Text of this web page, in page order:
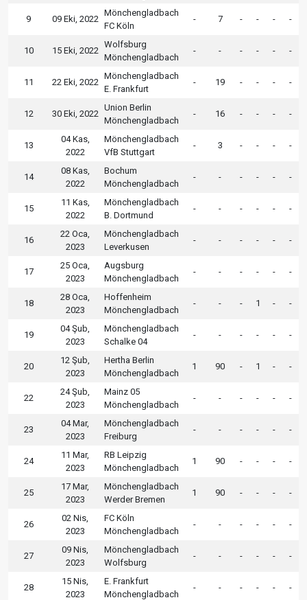
9 09 Eki, 2022
Mönchengladbach
FC Köln
- 7 - - - -
10 15 Eki, 2022
Wolfsburg
Mönchengladbach
- - - - - -
11 22 Eki, 2022
Mönchengladbach
E. Frankfurt
- 19 - - - -
12 30 Eki, 2022
Union Berlin
Mönchengladbach
- 16 - - - -
13
04 Kas,
2022
Mönchengladbach
VfB Stuttgart
- 3 - - - -
14
08 Kas,
2022
Bochum
Mönchengladbach
- - - - - -
15
11 Kas,
2022
Mönchengladbach
B. Dortmund
- - - - - -
16
22 Oca,
2023
Mönchengladbach
Leverkusen
- - - - - -
17
25 Oca,
2023
Augsburg
Mönchengladbach
- - - - - -
18
28 Oca,
2023
Hoffenheim
Mönchengladbach
- - - 1 - -
19
04 Şub,
2023
Mönchengladbach
Schalke 04
- - - - - -
20
12 Şub,
2023
Hertha Berlin
Mönchengladbach
1 90 - 1 - -
22
24 Şub,
2023
Mainz 05
Mönchengladbach
- - - - - -
23
04 Mar,
2023
Mönchengladbach
Freiburg
- - - - - -
24
11 Mar,
2023
RB Leipzig
Mönchengladbach
1 90 - - - -
25
17 Mar,
2023
Mönchengladbach
Werder Bremen
1 90 - - - -
26
02 Nis,
2023
FC Köln
Mönchengladbach
- - - - - -
27
09 Nis,
2023
Mönchengladbach
Wolfsburg
- - - - - -
28
15 Nis,
2023
E. Frankfurt
Mönchengladbach
- - - - - -